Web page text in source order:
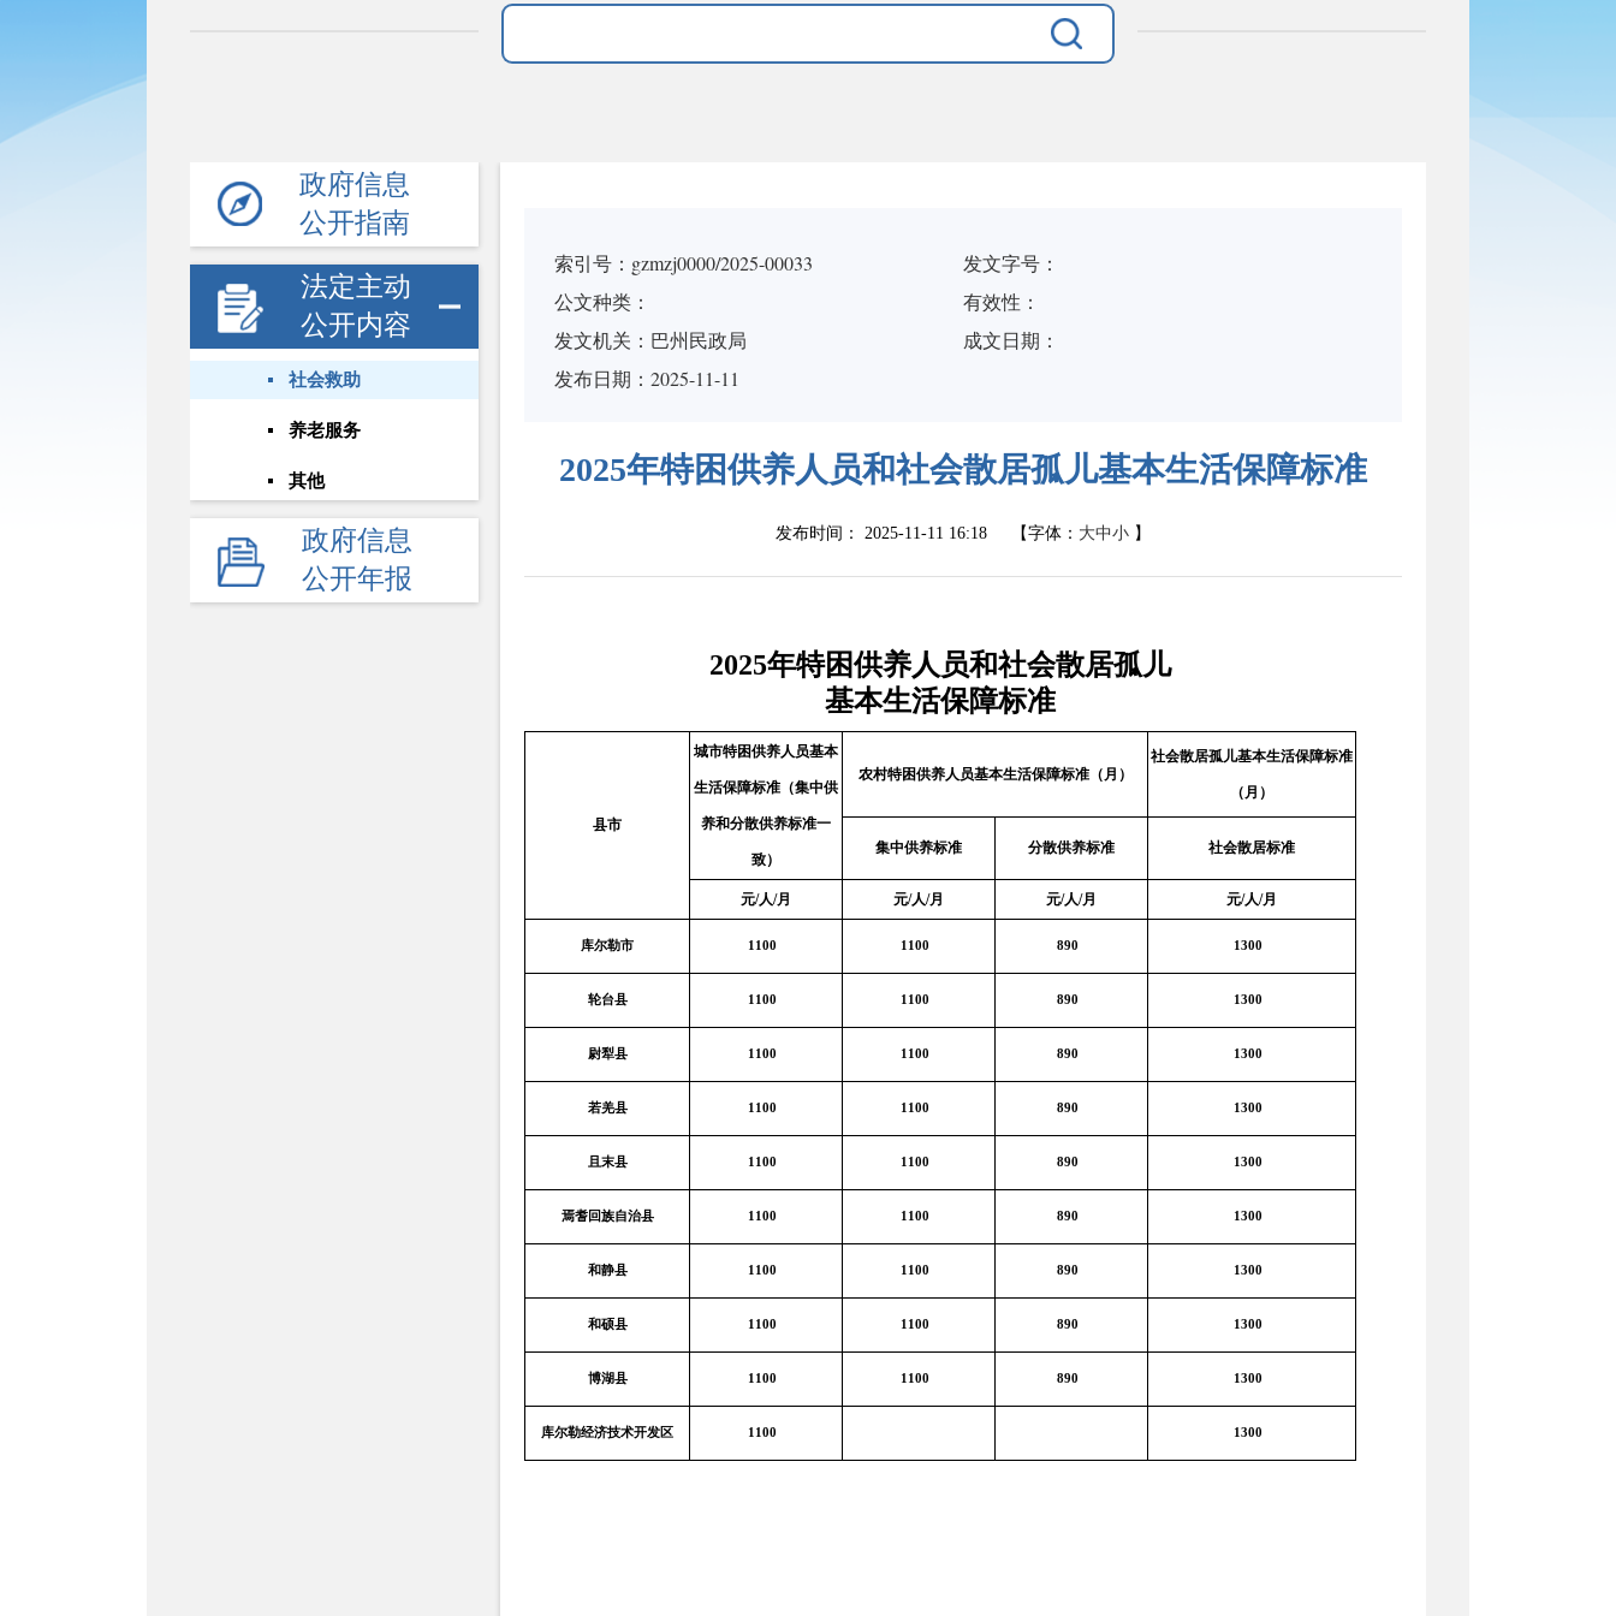
政府信息
公开指南
法定主动
公开内容
社会救助
养老服务
其他
政府信息
公开年报
索引号：gzmzj0000/2025-00033
发文字号：
公文种类：
有效性：
发文机关：巴州民政局
成文日期：
发布日期：2025-11-11
2025年特困供养人员和社会散居孤儿基本生活保障标准
发布时间： 2025-11-11 16:18 【字体： 大中小 】
2025年特困供养人员和社会散居孤儿
基本生活保障标准
县市
城市特困供养人员基本
生活保障标准（集中供
养和分散供养标准一
致）
农村特困供养人员基本生活保障标准（月）
社会散居孤儿基本生活保障标准
（月）
集中供养标准 分散供养标准 社会散居标准
元/人/月 元/人/月 元/人/月 元/人/月
库尔勒市 1100 1100 890 1300
轮台县 1100 1100 890 1300
尉犁县 1100 1100 890 1300
若羌县 1100 1100 890 1300
且末县 1100 1100 890 1300
焉耆回族自治县 1100 1100 890 1300
和静县 1100 1100 890 1300
和硕县 1100 1100 890 1300
博湖县 1100 1100 890 1300
库尔勒经济技术开发区 1100 1300